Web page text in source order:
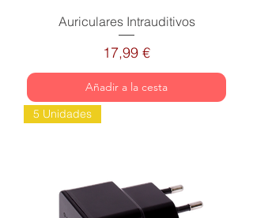
Auriculares Intrauditivos
Precio
17,99 €
Añadir a la cesta
5 Unidades